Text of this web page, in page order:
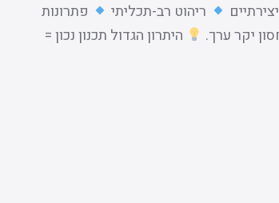
ריהוט רב-תכליתי
פתרונות
יקר ערך.
היתרון הגדול תכנון נכון =